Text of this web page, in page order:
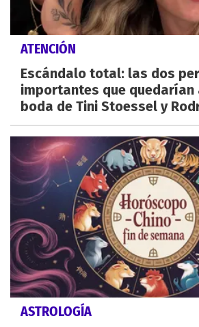
ATENCIÓN
Escándalo total: las dos
importantes que quedarían
boda de Tini Stoessel y
ASTROLOGÍA